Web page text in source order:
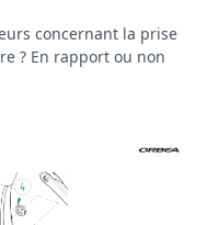
concernant la prise
? En rapport ou non